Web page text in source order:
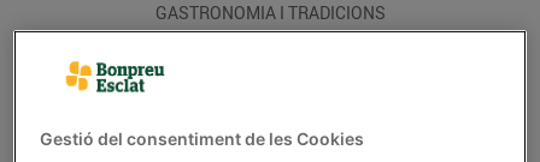
GASTRONOMIA I TRADICIONS
Gestió del consentiment de les Cookies